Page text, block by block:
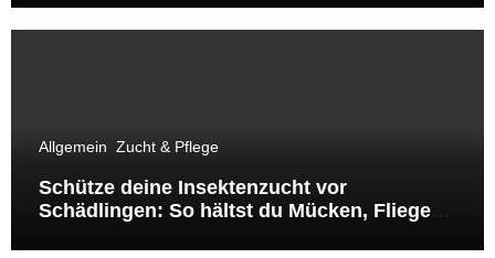
Allgemein Zucht & Pflege
Schütze deine Insektenzucht vor
Schädlingen: So hältst du Mücken, Fliegen